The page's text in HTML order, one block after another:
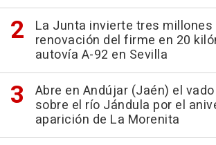
La Junta invierte tres millones
renovación del firme en 20
autovía A-92 en Sevilla
Abre en Andújar (Jaén) el
sobre el río Jándula por el
aparición de La Morenita